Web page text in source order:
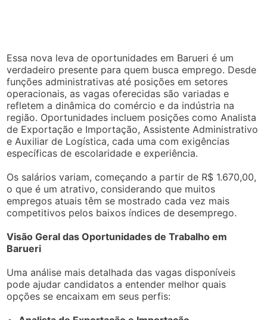
Essa nova leva de oportunidades em Barueri é um
verdadeiro presente para quem busca emprego. Desde
funções administrativas até posições em setores
operacionais, as vagas oferecidas são variadas e
refletem a dinâmica do comércio e da indústria na
região. Oportunidades incluem posições como Analista
de Exportação e Importação, Assistente Administrativo
e Auxiliar de Logística, cada uma com exigências
específicas de escolaridade e experiência.
Os salários variam, começando a partir de R$ 1.670,00,
o que é um atrativo, considerando que muitos
empregos atuais têm se mostrado cada vez mais
competitivos pelos baixos índices de desemprego.
Visão Geral das Oportunidades de Trabalho em
Barueri
Uma análise mais detalhada das vagas disponíveis
pode ajudar candidatos a entender melhor quais
opções se encaixam em seus perfis: